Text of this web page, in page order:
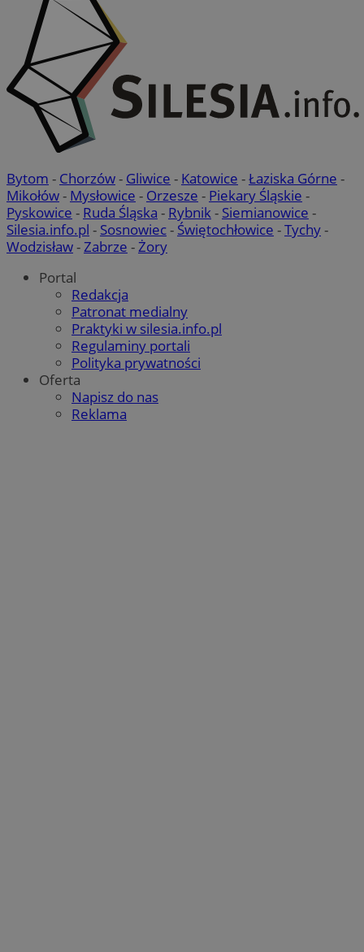
Bytom - Chorzów- Gliwice - Katowice -Łaziska Górne -
Mikołów- Mysłowice - Orzesze - Piekary Śląskie -
Pyskowice - Ruda Śląska - Rybnik- Siemianowice -
Silesia.info.pl - Sosnowiec- Świętochłowice -Tychy-
Wodzisław-Zabrze -Żory
Portal
Redakcja
Patronat medialny
Praktyki w silesia.info.pl
Regulaminy portali
Polityka prywatności
Oferta
Napisz do nas
Reklama